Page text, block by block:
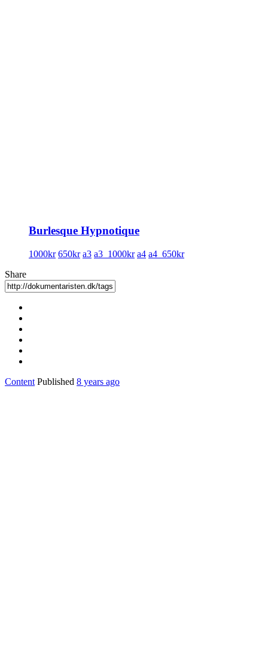
Burlesque Hypnotique
1000kr 650kr a3 a3_1000kr a4 a4_650kr
Share
Content Published 8 years ago